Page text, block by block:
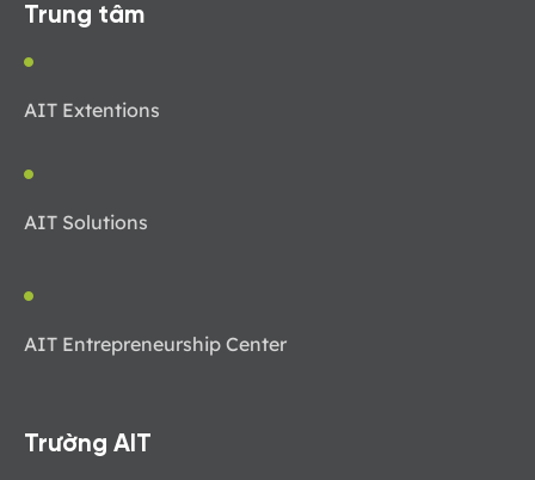
Trung tâm
AIT Extentions
AIT Solutions
AIT Entrepreneurship Center
Trường AIT